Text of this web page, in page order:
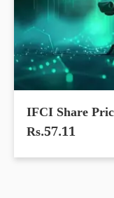
IFCI Share
Rs.57.11